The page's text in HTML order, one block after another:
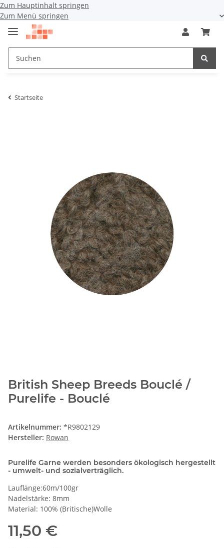
Zum Hauptinhalt springen
Zum Menü springen
Startseite
British Sheep Breeds Bouclé /
Purelife - Bouclé
Artikelnummer: *R9802129
Hersteller: Rowan
Purelife Garne werden besonders ökologisch hergestellt
- umwelt- und sozialverträglich.
Lauflänge:60m/100gr
Nadelstärke: 8mm
Material: 100% (Britische)Wolle
11,50 €